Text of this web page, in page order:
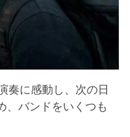
奏に感動し、次の日
、バンドをいくつも